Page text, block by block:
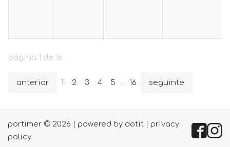
página 1 de 16
anterior 1 2 3 4 5 … 16 seguinte
portimer © 2026 | powered by dotit
privacy
policy